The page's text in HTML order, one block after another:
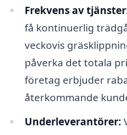
Frekvens av
få kontinuerlig
veckovis
påverka det totala
företag erbjuder
återkommande
Underleverantörer: